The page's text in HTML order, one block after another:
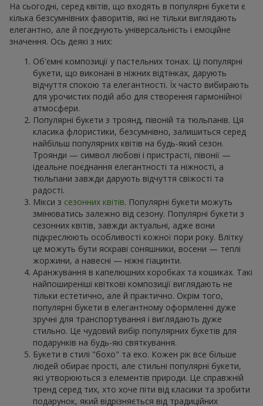
На сьогодні, серед квітів, що входять в популярні букети є
кілька безсумнівних фаворитів, які не тільки виглядають
елегантно, але й поєднують універсальність і емоційне
значення. Ось деякі з них:
Об'ємні композиції у пастельних тонах. Ці популярні
букети, що виконані в ніжних відтінках, дарують
відчуття спокою та елегантності. Їх часто вибирають
для урочистих подій або для створення гармонійної
атмосфери.
Популярні букети з троянд, півоній та тюльпанів. Ця
класика флористики, безсумнівно, залишиться серед
найбільш популярних квітів на будь-який сезон.
Троянди — символ любові і пристрасті, півонії —
ідеальне поєднання елегантності та ніжності, а
тюльпани завжди дарують відчуття свіжості та
радості.
Мікси з сезонних квітів. Популярні букети можуть
змінюватись залежно від сезону. Популярні букети з
сезонних квітів, завжди актуальні, адже вони
підкреслюють особливості кожної пори року. Влітку
це можуть бути яскраві соняшники, восени — теплі
жоржини, а навесні — ніжні гіацинти.
Аранжування в капелюшних коробках та кошиках. Такі
найпоширеніші квіткові композиції виглядають не
тільки естетично, але й практично. Окрім того,
популярні букети в елегантному оформленні дуже
зручні для транспортування і виглядають дуже
стильно. Це чудовий вибір популярних букетів для
подарунків на будь-які святкування.
Букети в стилі "бохо" та еко. Кожен рік все більше
людей обирає прості, але стильні популярні букети,
які утворюються з елементів природи. Це справжній
тренд серед тих, хто хоче піти від класики та зробити
подарунок, який відрізняється від традиційних